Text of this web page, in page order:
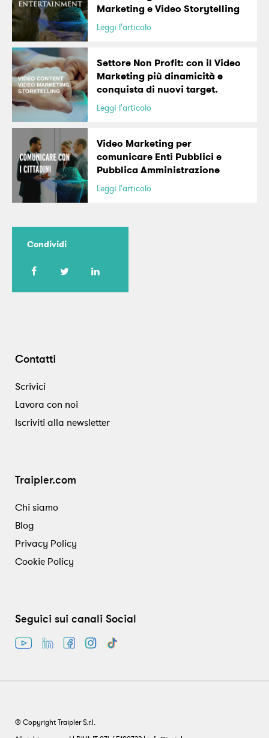
Marketing e Video Storytelling
Leggi l'articolo
Settore Non Profit: con il Video
Marketing più dinamicità e
conquista di nuovi target.
Leggi l'articolo
Video Marketing per
comunicare Enti Pubblici e
Pubblica Amministrazione
Leggi l'articolo
Condividi
Contatti
Scrivici
Lavora con noi
Iscriviti alla newsletter
Traipler.com
Chi siamo
Blog
Privacy Policy
Cookie Policy
Seguici sui canali Social
® Copyright Traipler S.r.l.